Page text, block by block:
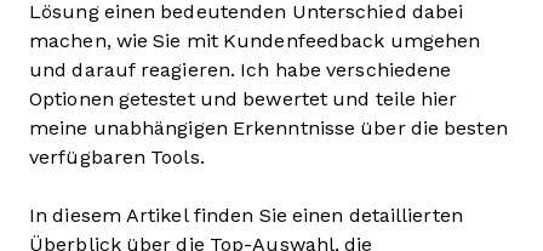
Lösung einen bedeutenden Unterschied dabei
machen, wie Sie mit Kundenfeedback umgehen
und darauf reagieren. Ich habe verschiedene
Optionen getestet und bewertet und teile hier
meine unabhängigen Erkenntnisse über die besten
verfügbaren Tools.
In diesem Artikel finden Sie einen detaillierten
Überblick über die Top-Auswahl, die